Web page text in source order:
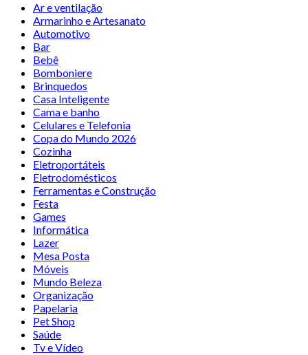
Ar e ventilação
Armarinho e Artesanato
Automotivo
Bar
Bebê
Bomboniere
Brinquedos
Casa Inteligente
Cama e banho
Celulares e Telefonia
Copa do Mundo 2026
Cozinha
Eletroportáteis
Eletrodomésticos
Ferramentas e Construção
Festa
Games
Informática
Lazer
Mesa Posta
Móveis
Mundo Beleza
Organização
Papelaria
Pet Shop
Saúde
Tv e Vídeo